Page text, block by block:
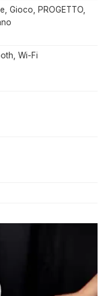
Gioco, PROGETTO,
Wi-Fi